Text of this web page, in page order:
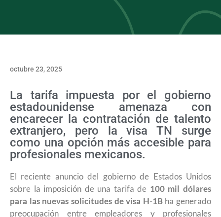
octubre 23, 2025
La tarifa impuesta por el gobierno
estadounidense amenaza con
encarecer la contratación de talento
extranjero, pero la visa TN surge
como una opción más accesible para
profesionales mexicanos.
El reciente anuncio del gobierno de Estados Unidos
sobre la imposición de una tarifa de 100 mil dólares
para las nuevas solicitudes de visa H-1Bha generado
preocupación entre empleadores y profesionales